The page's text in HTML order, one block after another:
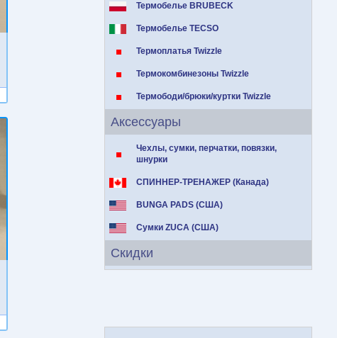
Термобелье BRUBECK
Термобелье TECSO
Термоплатья Twizzle
Термокомбинезоны Twizzle
Термободи/брюки/куртки Twizzle
Аксессуары
Чехлы, сумки, перчатки, повязки,
шнурки
СПИННЕР-ТРЕНАЖЕР (Канада)
BUNGA PADS (США)
Сумки ZUCA (США)
Скидки